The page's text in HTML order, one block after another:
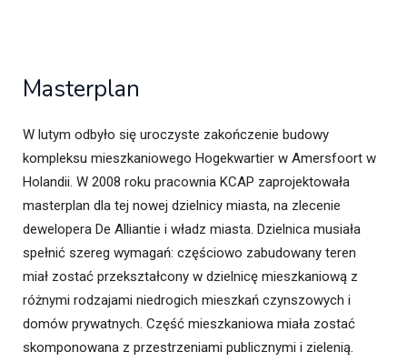
Masterplan
W lutym odbyło się uroczyste zakończenie budowy
kompleksu mieszkaniowego Hogekwartier w Amersfoort w
Holandii. W 2008 roku pracownia KCAP zaprojektowała
masterplan dla tej nowej dzielnicy miasta, na zlecenie
dewelopera De Alliantie i władz miasta. Dzielnica musiała
spełnić szereg wymagań: częściowo zabudowany teren
miał zostać przekształcony w dzielnicę mieszkaniową z
różnymi rodzajami niedrogich mieszkań czynszowych i
domów prywatnych. Część mieszkaniowa miała zostać
skomponowana z przestrzeniami publicznymi i zielenią.